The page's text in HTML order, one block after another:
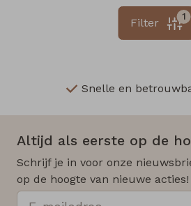
1
Filter
Snelle en
Altijd als eerste op de
Schrijf je in voor onze
op de hoogte van nieuwe acties!